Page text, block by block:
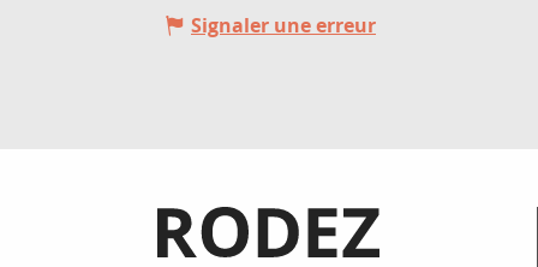
Signaler une erreur
Informations pratiques